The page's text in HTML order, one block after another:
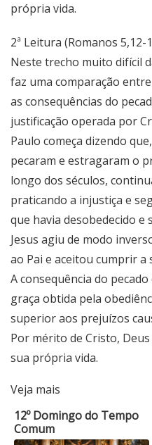
própria vida.
2ª Leitura (Romanos 5,12-
Neste trecho muito difícil
faz uma comparação
as consequências do
justificação operada por
Paulo começa dizendo
pecaram e estragaram o
longo dos séculos,
praticando a injustiça e
que havia desobedecido e
Jesus agiu de modo
ao Pai e aceitou cumprir a
A consequência do
graça obtida pela
superior aos prejuízos
Por mérito de Cristo,
sua própria vida.
Veja mais
12º Domingo do Tempo
Comum